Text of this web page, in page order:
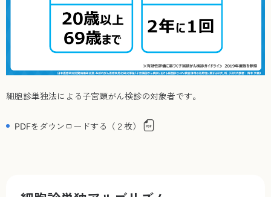
細胞診単独法による子宮頸がん検診の対象者です。
PDFをダウンロードする（２枚）